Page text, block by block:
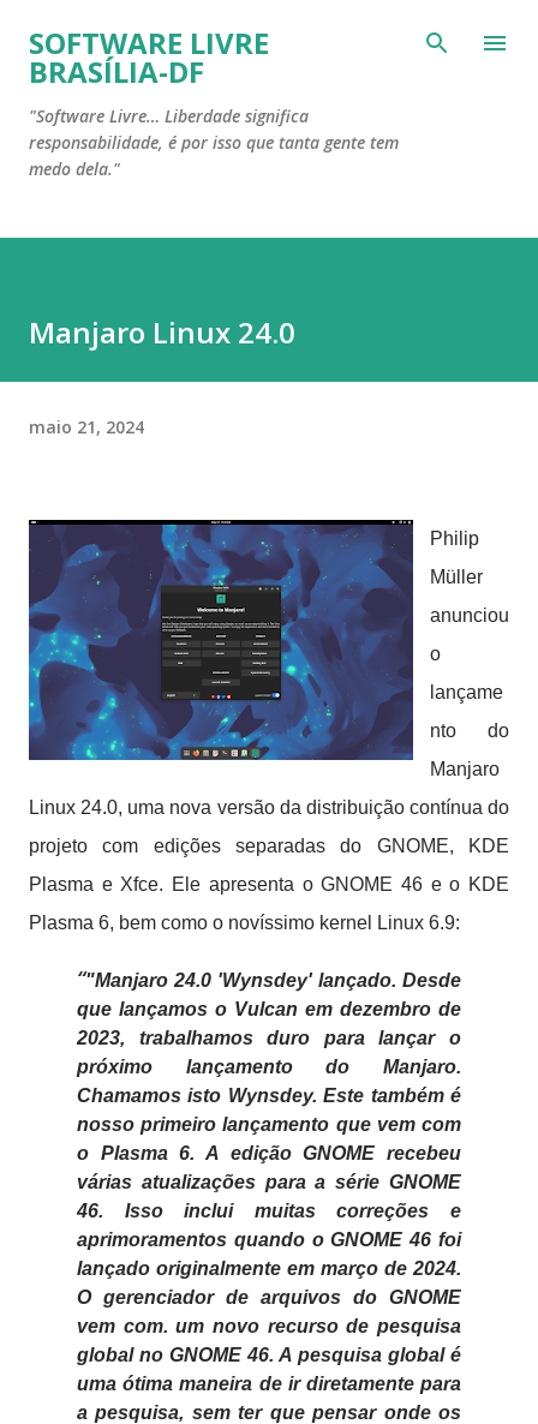
Pular para o conteúdo principal
SOFTWARE LIVRE
BRASÍLIA-DF
"Software Livre… Liberdade significa
responsabilidade, é por isso que tanta gente tem
medo dela."
Manjaro Linux 24.0
maio 21, 2024
Philip
Müller
anunciou
o
lançame
nto do
Manjaro
Linux 24.0, uma nova versão da distribuição contínua do
projeto com edições separadas do GNOME, KDE
Plasma e Xfce. Ele apresenta o GNOME 46 e o KDE
Plasma 6, bem como o novíssimo kernel Linux 6.9:
"Manjaro 24.0 'Wynsdey' lançado. Desde
que lançamos o Vulcan em dezembro de
2023, trabalhamos duro para lançar o
próximo lançamento do Manjaro.
Chamamos isto Wynsdey. Este também é
nosso primeiro lançamento que vem com
o Plasma 6. A edição GNOME recebeu
várias atualizações para a série GNOME
46. Isso inclui muitas correções e
aprimoramentos quando o GNOME 46 foi
lançado originalmente em março de 2024.
O gerenciador de arquivos do GNOME
vem com. um novo recurso de pesquisa
global no GNOME 46. A pesquisa global é
uma ótima maneira de ir diretamente para
a pesquisa, sem ter que pensar onde os